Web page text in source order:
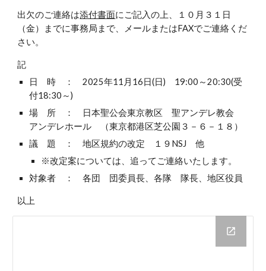
出欠のご連絡は添付書面にご記入の上、１０月３１日
（金）までに事務局まで、メールまたはFAXでご連絡くだ
さい。
記
日 時 ： 2025年11月16日(日) 19:00～20:30(受
付18:30～)
場 所 ： 日本聖公会東京教区 聖アンデレ教会
アンデレホール （東京都港区芝公園３－６－１８）
議 題 ： 地区規約の改定 １９NSJ 他
※改定案については、追ってご連絡いたします。
対象者 ： 各団 団委員長、各隊 隊長、地区役員
以上